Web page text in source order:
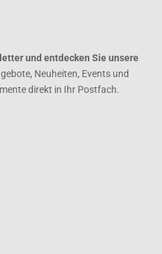
und entdecken Sie unsere
Neuheiten, Events und
direkt in Ihr Postfach.